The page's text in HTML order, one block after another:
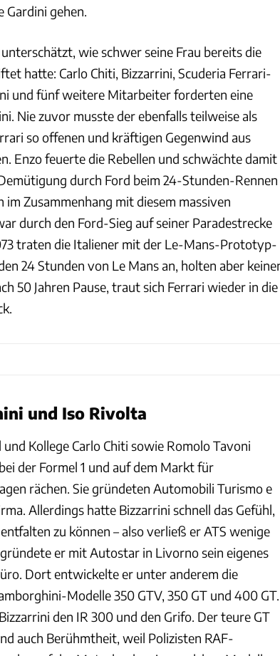
gehen.
wie schwer seine Frau bereits die
hatte: Carlo Chiti, Bizzarrini, Scuderia Ferrari-
und fünf weitere Mitarbeiter forderten eine
Nie zuvor musste der ebenfalls teilweise als
so offenen und kräftigen Gegenwind aus
Enzo feuerte die Rebellen und schwächte damit
durch Ford beim 24-Stunden-Rennen
im Zusammenhang mit diesem massiven
durch den Ford-Sieg auf seiner Paradestrecke
traten die Italiener mit der Le-Mans-Prototyp-
24 Stunden von Le Mans an, holten aber
50 Jahren Pause, traut sich Ferrari wieder in die
und Iso Rivolta
Kollege Carlo Chiti sowie Romolo Tavoni
der Formel 1 und auf dem Markt für
rächen. Sie gründeten Automobili Turismo e
Allerdings hatte Bizzarrini schnell das Gefühl,
zu können – also verließ er ATS wenige
er mit Autostar in Livorno sein eigenes
Dort entwickelte er unter anderem die
Modelle 350 GTV, 350 GT und 400 GT.
den IR 300 und den Grifo. Der teure GT
auch Berühmtheit, weil Polizisten RAF-